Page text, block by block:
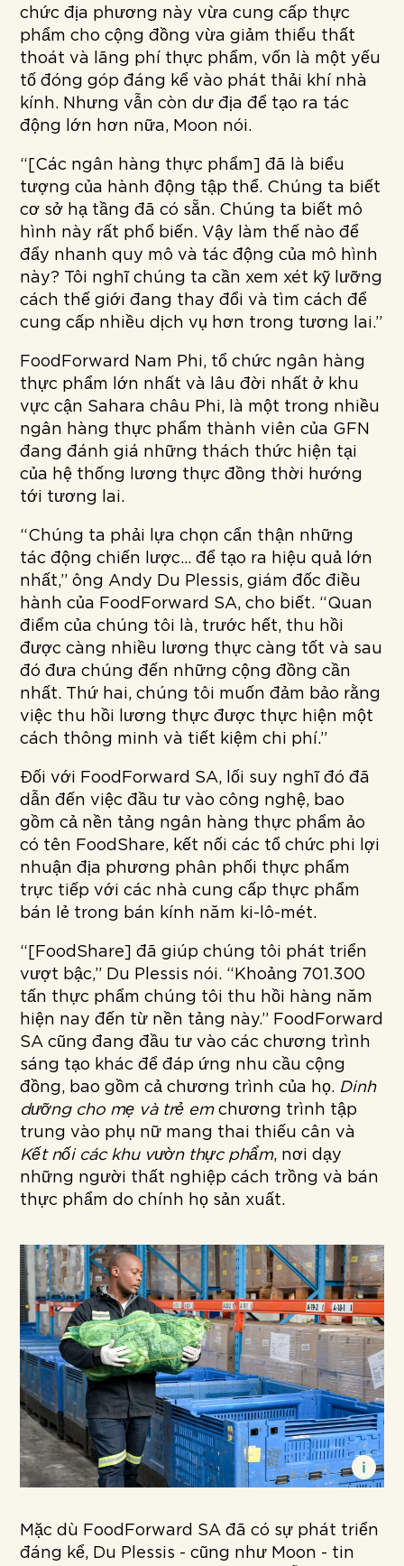
chức địa phương này vừa cung cấp thực
phẩm cho cộng đồng vừa giảm thiểu thất
thoát và lãng phí thực phẩm, vốn là một yếu
tố đóng góp đáng kể vào phát thải khí nhà
kính. Nhưng vẫn còn dư địa để tạo ra tác
động lớn hơn nữa, Moon nói.
“[Các ngân hàng thực phẩm] đã là biểu
tượng của hành động tập thể. Chúng ta biết
cơ sở hạ tầng đã có sẵn. Chúng ta biết mô
hình này rất phổ biến. Vậy làm thế nào để
đẩy nhanh quy mô và tác động của mô hình
này? Tôi nghĩ chúng ta cần xem xét kỹ lưỡng
cách thế giới đang thay đổi và tìm cách để
cung cấp nhiều dịch vụ hơn trong tương lai.”
FoodForward Nam Phi, tổ chức ngân hàng
thực phẩm lớn nhất và lâu đời nhất ở khu
vực cận Sahara châu Phi, là một trong nhiều
ngân hàng thực phẩm thành viên của GFN
đang đánh giá những thách thức hiện tại
của hệ thống lương thực đồng thời hướng
tới tương lai.
“Chúng ta phải lựa chọn cẩn thận những
tác động chiến lược… để tạo ra hiệu quả lớn
nhất,” ông Andy Du Plessis, giám đốc điều
hành của FoodForward SA, cho biết. “Quan
điểm của chúng tôi là, trước hết, thu hồi
được càng nhiều lương thực càng tốt và sau
đó đưa chúng đến những cộng đồng cần
nhất. Thứ hai, chúng tôi muốn đảm bảo rằng
việc thu hồi lương thực được thực hiện một
cách thông minh và tiết kiệm chi phí.”
Đối với FoodForward SA, lối suy nghĩ đó đã
dẫn đến việc đầu tư vào công nghệ, bao
gồm cả nền tảng ngân hàng thực phẩm ảo
có tên FoodShare, kết nối các tổ chức phi lợi
nhuận địa phương phân phối thực phẩm
trực tiếp với các nhà cung cấp thực phẩm
bán lẻ trong bán kính năm ki-lô-mét.
“[FoodShare] đã giúp chúng tôi phát triển
vượt bậc,” Du Plessis nói. “Khoảng 701.300
tấn thực phẩm chúng tôi thu hồi hàng năm
hiện nay đến từ nền tảng này.” FoodForward
SA cũng đang đầu tư vào các chương trình
sáng tạo khác để đáp ứng nhu cầu cộng
đồng, bao gồm cả chương trình của họ. Dinh
dưỡng cho mẹ và trẻ emchương trình tập
trung vào phụ nữ mang thai thiếu cân và
Kết nối các khu vườn thực phẩm, nơi dạy
những người thất nghiệp cách trồng và bán
thực phẩm do chính họ sản xuất.
Mặc dù FoodForward SA đã có sự phát triển
đáng kể, Du Plessis - cũng như Moon - tin